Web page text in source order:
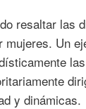
resaltar las
mujeres. Un
y dinámicas.